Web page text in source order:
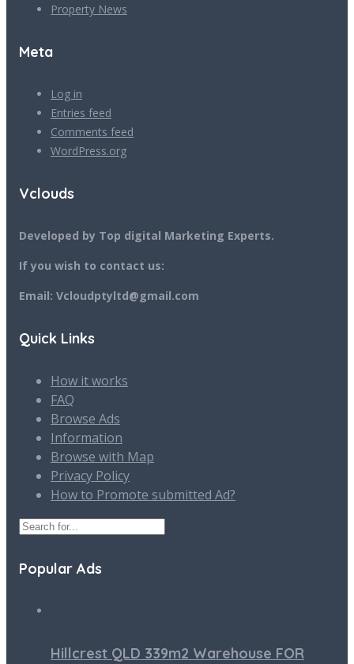
Property News
Meta
Log in
Entries feed
Comments feed
WordPress.org
Vclouds
Developed by Top digital Marketing Experts.
If you wish to contact us:
Email: Vcloudptyltd@gmail.com
Quick Links
How it works
FAQ
Browse Ads
Information
Browse with Map
Privacy Policy
How to Promote submitted Ad?
Popular Ads
Hillcrest QLD 339m2 Warehouse FOR